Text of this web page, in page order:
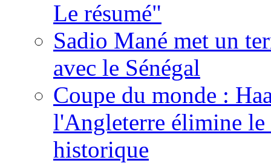
Le résumé"
Sadio Mané met un
avec le Sénégal
Coupe du monde :
l'Angleterre élimine
historique